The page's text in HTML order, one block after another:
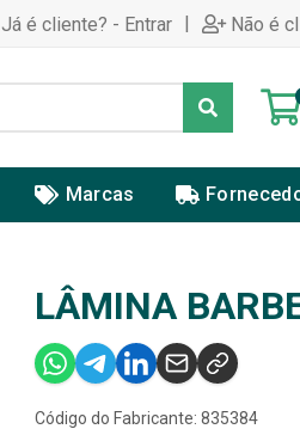
Já é cliente? - Entrar | Não é
Marcas
LÂMINA
Código do Fabricante: 835384